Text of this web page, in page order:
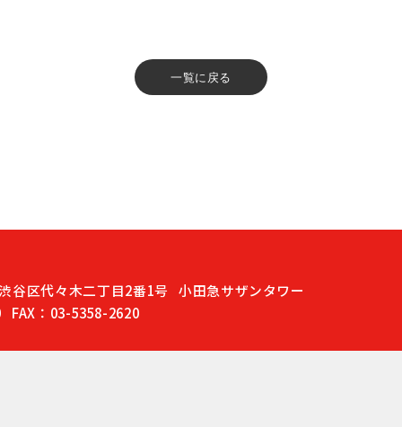
一覧に戻る
谷区代々木二丁目2番1号
小田急サザンタワー
FAX：03-5358-2620